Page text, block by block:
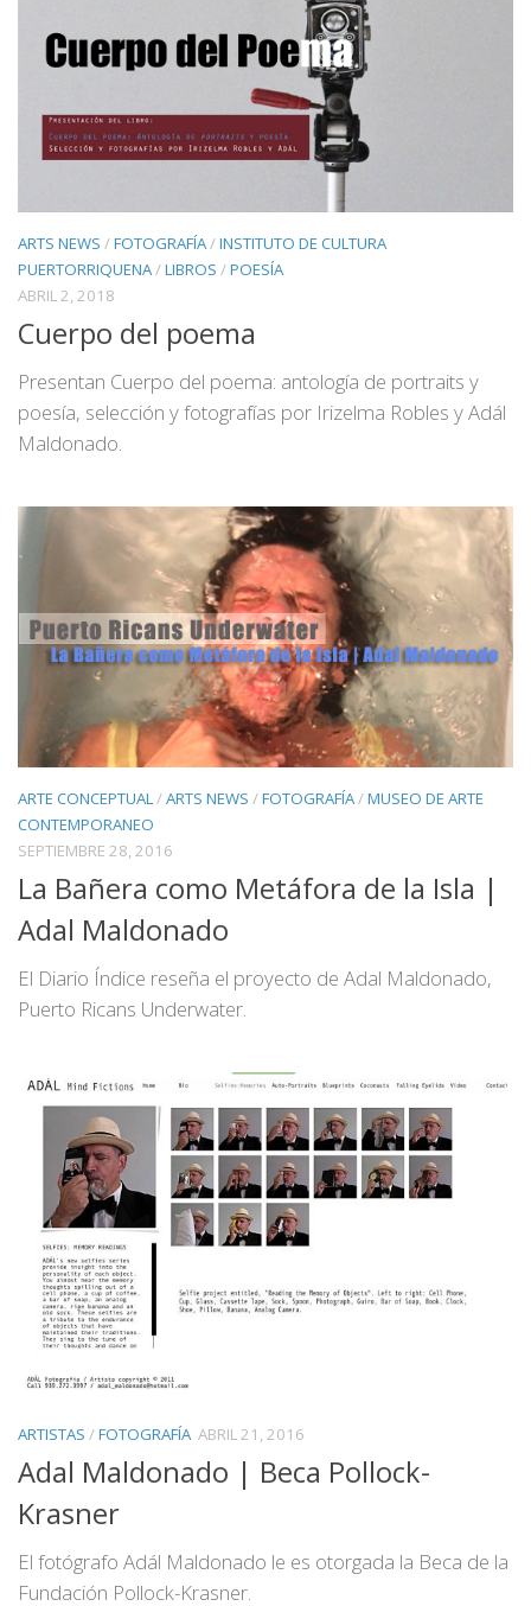
ARTS NEWS /FOTOGRAFÍA/INSTITUTO DE CULTURA
PUERTORRIQUENA/LIBROS /POESÍA
ABRIL 2, 2018
Cuerpo del poema
Presentan Cuerpo del poema: antología de portraits y
poesía, selección y fotografías por Irizelma Robles y Adál
Maldonado.
ARTE CONCEPTUAL/ARTS NEWS /FOTOGRAFÍA/MUSEO DE ARTE
CONTEMPORANEO
SEPTIEMBRE 28, 2016
La Bañera como Metáfora de la Isla |
Adal Maldonado
El Diario Índice reseña el proyecto de Adal Maldonado,
Puerto Ricans Underwater.
ARTISTAS /FOTOGRAFÍA ABRIL 21, 2016
Adal Maldonado | Beca Pollock-
Krasner
El fotógrafo Adál Maldonado le es otorgada la Beca de la
Fundación Pollock-Krasner.